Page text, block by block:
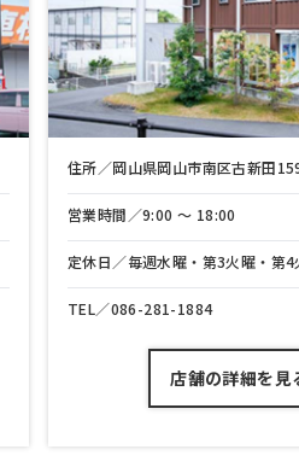
住所／岡山県岡山市中区
営業時間／9:00 〜 18:00
定休日／毎週水曜・第3
TEL／086-208-3700
店舗の